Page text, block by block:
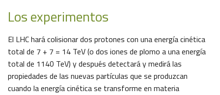
Los experimentos
El LHC hará colisionar dos protones con una energía cinética
total de 7 + 7 = 14 TeV (o dos iones de plomo a una energía
total de 1140 TeV) y después detectará y medirá las
propiedades de las nuevas partículas que se produzcan
cuando la energía cinética se transforme en materia